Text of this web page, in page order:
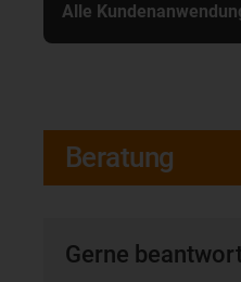
Alle
Beratung
Gerne